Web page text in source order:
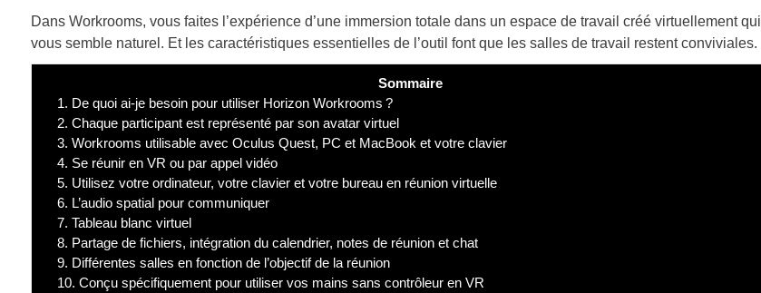
Dans Workrooms, vous faites l’expérience d’une immersion totale dans un espace de travail créé virtuellement qui
vous semble naturel. Et les caractéristiques essentielles de l’outil font que les salles de travail restent conviviales.
Sommaire
1. De quoi ai-je besoin pour utiliser Horizon Workrooms ?
2. Chaque participant est représenté par son avatar virtuel
3. Workrooms utilisable avec Oculus Quest, PC et MacBook et votre clavier
4. Se réunir en VR ou par appel vidéo
5. Utilisez votre ordinateur, votre clavier et votre bureau en réunion virtuelle
6. L’audio spatial pour communiquer
7. Tableau blanc virtuel
8. Partage de fichiers, intégration du calendrier, notes de réunion et chat
9. Différentes salles en fonction de l’objectif de la réunion
10. Conçu spécifiquement pour utiliser vos mains sans contrôleur en VR